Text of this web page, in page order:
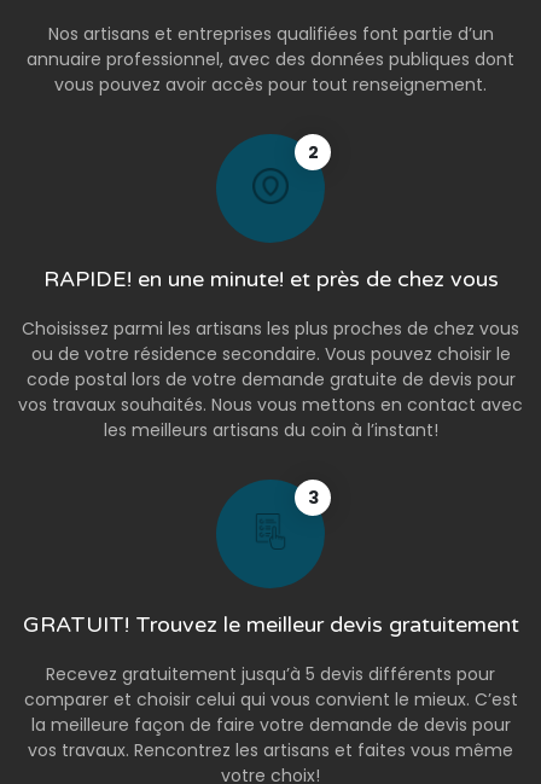
Nos artisans et entreprises qualifiées font partie d’un
annuaire professionnel, avec des données publiques dont
vous pouvez avoir accès pour tout renseignement.
2
RAPIDE! en une minute! et près de chez vous
Choisissez parmi les artisans les plus proches de chez vous
ou de votre résidence secondaire. Vous pouvez choisir le
code postal lors de votre demande gratuite de devis pour
vos travaux souhaités. Nous vous mettons en contact avec
les meilleurs artisans du coin à l’instant!
3
GRATUIT! Trouvez le meilleur devis gratuitement
Recevez gratuitement jusqu’à 5 devis différents pour
comparer et choisir celui qui vous convient le mieux. C’est
la meilleure façon de faire votre demande de devis pour
vos travaux. Rencontrez les artisans et faites vous même
votre choix!